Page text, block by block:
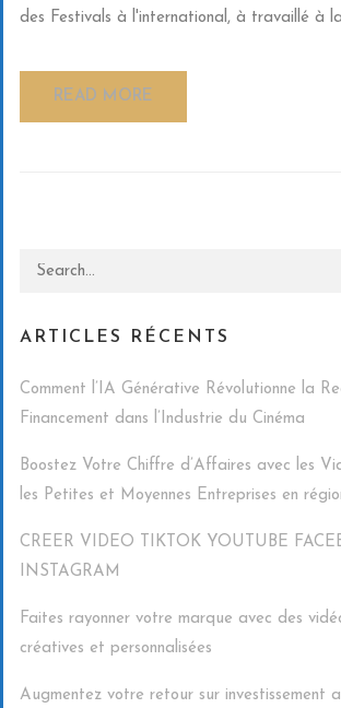
des Festivals à l'international, à travaillé à
READ MORE
Search for:
ARTICLES RÉCENTS
Comment l’IA Générative Révolutionne la
Financement dans l’Industrie du Cinéma
Boostez Votre Chiffre d’Affaires avec les
les Petites et Moyennes Entreprises en
CREER VIDEO TIKTOK YOUTUBE
INSTAGRAM
Faites rayonner votre marque avec des
créatives et personnalisées
Augmentez votre retour sur investissement